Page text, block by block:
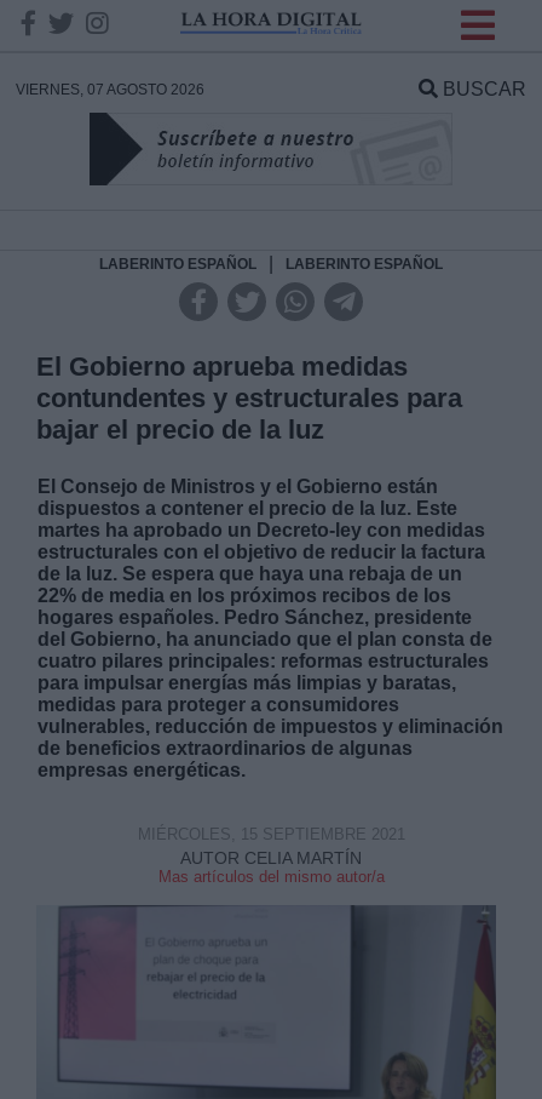
VIERNES, 07 AGOSTO 2026 BUSCAR
LABERINTO ESPAÑOL LABERINTO ESPAÑOL
El Gobierno aprueba medidas
contundentes y estructurales para
bajar el precio de la luz
El Consejo de Ministros y el Gobierno están
dispuestos a contener el precio de la luz. Este
martes ha aprobado un Decreto-ley con medidas
estructurales con el objetivo de reducir la factura
de la luz. Se espera que haya una rebaja de un
22% de media en los próximos recibos de los
hogares españoles. Pedro Sánchez, presidente
del Gobierno, ha anunciado que el plan consta de
cuatro pilares principales: reformas estructurales
para impulsar energías más limpias y baratas,
medidas para proteger a consumidores
vulnerables, reducción de impuestos y eliminación
de beneficios extraordinarios de algunas
empresas energéticas.
AUTOR CELIA MARTÍN
Mas artículos del mismo autor/a
MIÉRCOLES, 15 SEPTIEMBRE 2021
DATOS
Responsable:
Legitimación:
Destinatarios:
Derechos:
link